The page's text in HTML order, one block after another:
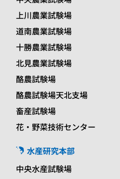
上川農業試験場
道南農業試験場
十勝農業試験場
北見農業試験場
酪農試験場
酪農試験場天北支場
畜産試験場
花・野菜技術センター
水産研究本部
中央水産試験場